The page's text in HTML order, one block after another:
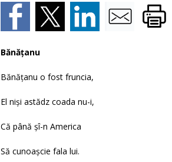
Bănăţanu
Bănăţanu o fost fruncia,
El nişi astădz coada nu-i,
Că până şî-n America
Să cunoaşcie fala lui.